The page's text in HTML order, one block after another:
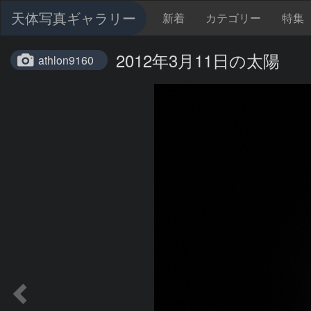
天体写真ギャラリー 新着 カテゴリー 特集
athlon9160 2012年3月11日の太陽